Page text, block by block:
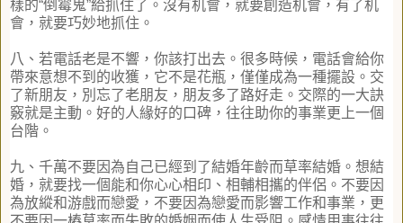
樣的“倒霉鬼”給抓住了。沒有机會， 就要創造机會，有了机
會，就要巧妙地抓住。
八、若電話老是不響，你該打出去。很多時候， 電話會給你
帶來意想不到的收獲，它不是花瓶，僅僅成為一種擺設。 交
了新朋友，別忘了老朋友，朋友多了路好走。 交際的一大訣
竅就是主動。好的人緣好的口碑， 往往助你的事業更上一個
台階。
九、千萬不要因為自己已經到了結婚年齡而草率結婚。想結
婚， 就要找一個能和你心心相印、相輔相攜的伴侶。 不要因
為放縱和游戲而戀愛，不要因為戀愛而影響工作和事業， 更